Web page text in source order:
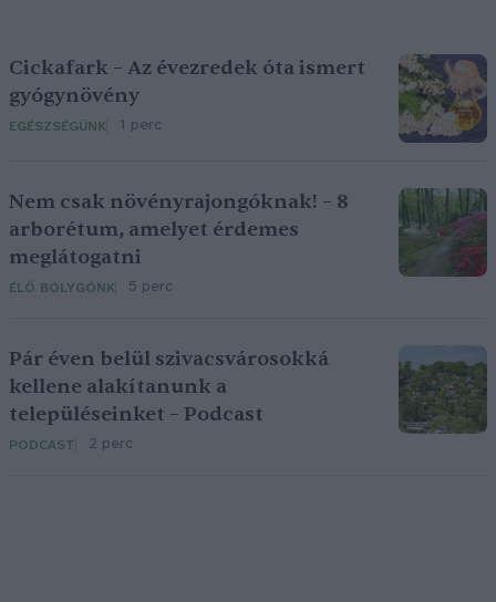
Cickafark – Az évezredek óta ismert
gyógynövény
EGÉSZSÉGÜNK 1 perc
Nem csak növényrajongóknak! – 8
arborétum, amelyet érdemes
meglátogatni
ÉLŐ BOLYGÓNK 5 perc
Pár éven belül szivacsvárosokká
kellene alakítanunk a
településeinket – Podcast
PODCAST 2 perc